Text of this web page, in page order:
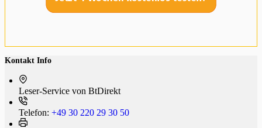
Kontakt Info
Leser-Service von BtDi­rekt
Telefon: +49 30 220 29 30 50